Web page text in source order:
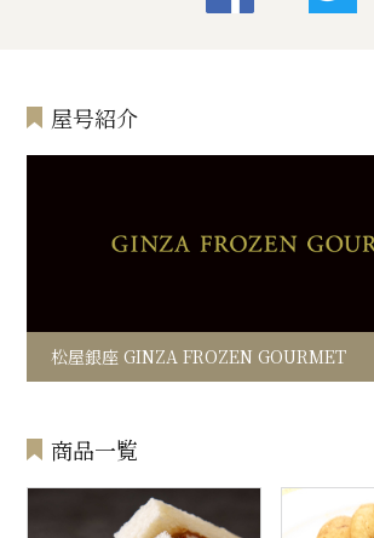
屋号紹介
松屋銀座 GINZA FROZEN GOURMET
商品一覧